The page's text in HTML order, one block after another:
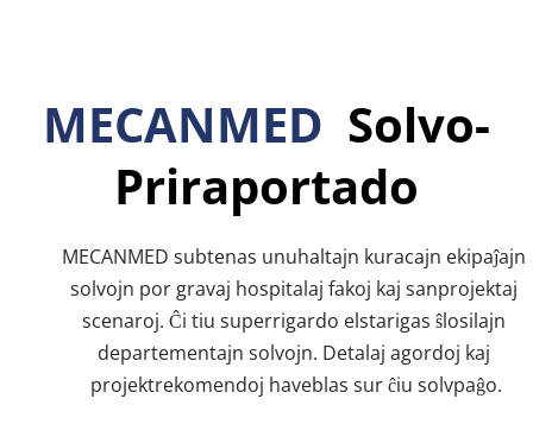
MECANMED Solvo-
Priraportado
MECANMED subtenas unuhaltajn kuracajn ekipaĵajn
solvojn por gravaj hospitalaj fakoj kaj sanprojektaj
scenaroj. Ĉi tiu superrigardo elstarigas ŝlosilajn
departementajn solvojn. Detalaj agordoj kaj
projektrekomendoj haveblas sur ĉiu solvpaĝo.